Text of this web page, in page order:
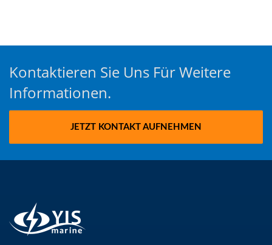
Kontaktieren Sie Uns Für Weitere
Informationen.
JETZT KONTAKT AUFNEHMEN